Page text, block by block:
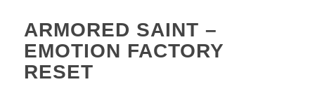
ARMORED SAINT –
EMOTION FACTORY
RESET